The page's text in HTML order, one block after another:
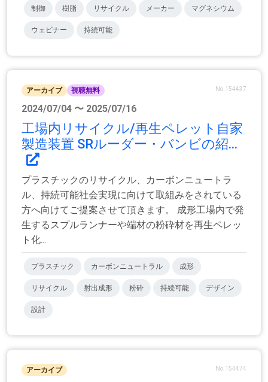
制御 樹脂 リサイクル メーカー マグネシウム
ウェビナー 持続可能
アーカイブ 視聴無料 No.154437
2024/07/04 〜 2025/07/16
工場内リサイクル/再生ペレット自家
製造装置 SRルーダー・バンビの紹...
プラスチックのリサイクル、カーボンニュートラ
ル、持続可能社会実現に向けて取組みをされている
方へ向けてご提案させて頂きます。 成形工場内で発
生するスプルランナーや端材の粉砕材を再生ペレッ
ト化...
プラスチック カーボンニュートラル 成形
リサイクル 射出成形 粉砕 持続可能 デザイン
設計
アーカイブ No.154474